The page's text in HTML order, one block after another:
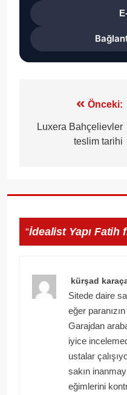
gezinmesi
Önceki:
Luxera Bahçelievler
teslim tarihi
“İdealist Yapı Fatih
kürşad
Sitede daire
eğer
Garajdan
iyice
ustalar
sakın
eğimlerini